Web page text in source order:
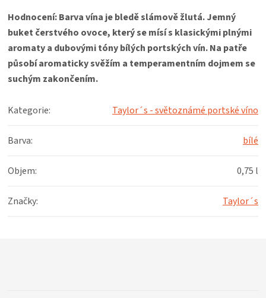
Hodnocení:Barva vína je bledě slámově žlutá. Jemný
buket čerstvého ovoce, který se mísís klasickými plnými
aromaty a dubovými tóny bílých portských vín. Na patře
působí aromaticky svěžím a temperamentním dojmem se
suchým zakončením.
Kategorie: Taylor´s - světoznámé portské víno
Barva: bílé
Objem: 0,75 l
Značky: Taylor´s